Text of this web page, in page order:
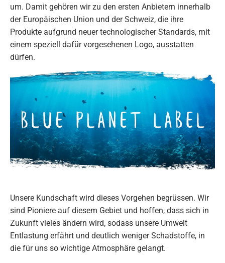
um. Damit gehören wir zu den ersten Anbietern innerhalb
der Europäischen Union und der Schweiz, die ihre
Produkte aufgrund neuer technologischer Standards, mit
einem speziell dafür vorgesehenen Logo, ausstatten
dürfen.
Unsere Kundschaft wird dieses Vorgehen begrüssen. Wir
sind Pioniere auf diesem Gebiet und hoffen, dass sich in
Zukunft vieles ändern wird, sodass unsere Umwelt
Entlastung erfährt und deutlich weniger Schadstoffe, in
die für uns so wichtige Atmosphäre gelangt.